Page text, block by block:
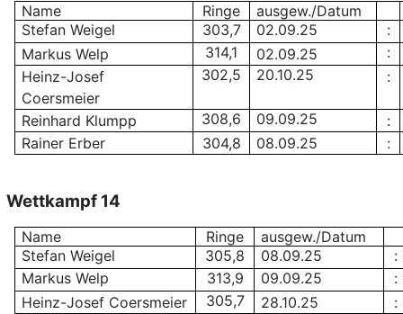
Name Ringe
ausgew./Datum
Stefan Weigel
303,7 02.09.25
:
Markus Welp
314,1 02.09.25
:
Heinz-Josef
Coersmeier
302,5 20.10.25 :
Reinhard Klumpp 308,6 09.09.25
:
Rainer Erber
304,8 08.09.25 :
Wettkampf 14
Name Ringe
ausgew./Datum
Stefan Weigel
305,8 08.09.25
:
Markus Welp
313,9 09.09.25
:
Heinz-Josef Coersmeier
305,7 28.10.25
: